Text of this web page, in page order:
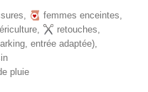
, femmes enceintes,
, retouches,
entrée adaptée),
pluie